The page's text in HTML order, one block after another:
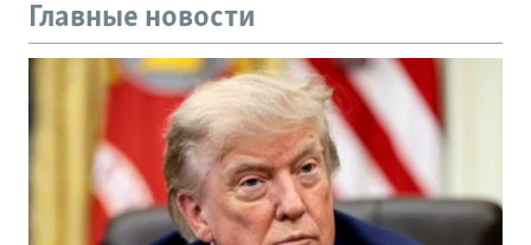
Главные новости